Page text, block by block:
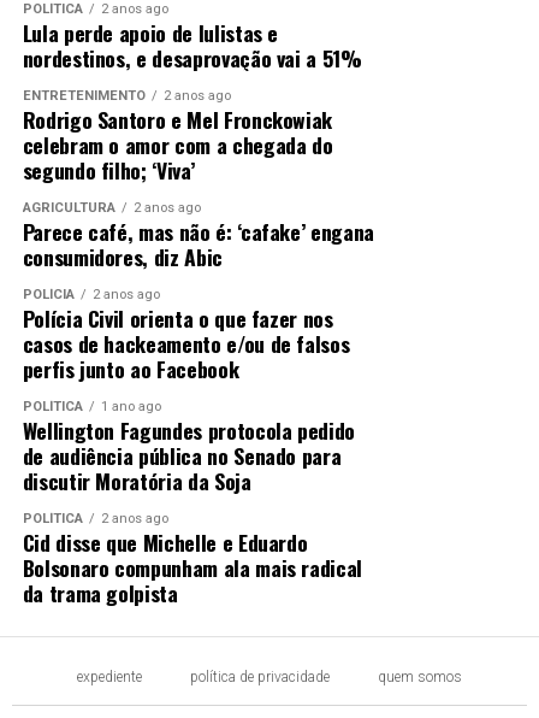
POLÍTICA 2 anos ago
Lula perde apoio de lulistas e
nordestinos, e desaprovação vai a 51%
ENTRETENIMENTO 2 anos ago
Rodrigo Santoro e Mel Fronckowiak
celebram o amor com a chegada do
segundo filho; ‘Viva’
AGRICULTURA 2 anos ago
Parece café, mas não é: ‘cafake’ engana
consumidores, diz Abic
POLÍCIA 2 anos ago
Polícia Civil orienta o que fazer nos
casos de hackeamento e/ou de falsos
perfis junto ao Facebook
POLÍTICA 1 ano ago
Wellington Fagundes protocola pedido
de audiência pública no Senado para
discutir Moratória da Soja
POLÍTICA 2 anos ago
Cid disse que Michelle e Eduardo
Bolsonaro compunham ala mais radical
da trama golpista
expediente política de privacidade quem somos